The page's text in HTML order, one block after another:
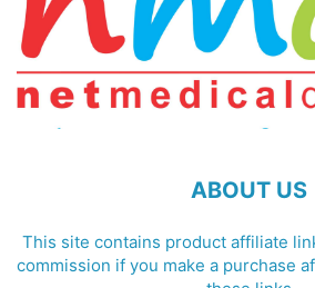
ABOUT US
This site contains product affiliate
commission if you make a purchase